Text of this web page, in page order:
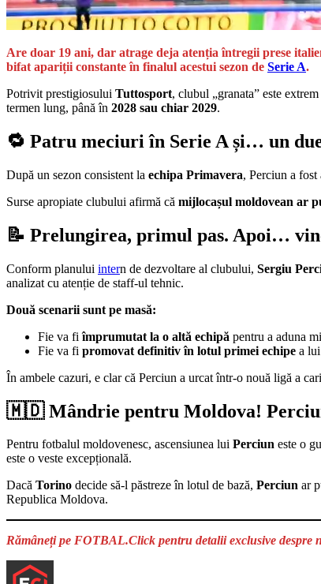
Are doar 19 ani, dar atrage deja atenția întregii prese
bifat apariții constante în finalul acestui sezon de Serie A.
Potrivit prestigiosului Tuttosport, clubul „granata” este
termen lung, până în 2028 sau chiar 2029.
🔁 Patru meciuri în Serie A și… un
După un sezon consistent la echipa Primavera, Perciun a
Surse apropiate clubului afirmă că mijlocașul moldovean ar
📝 Prelungirea, primul pas. Apoi…
Conform planului intern de dezvoltare al clubului, Sergiu
analizat cu atenție de staff-ul tehnic.
Două scenarii sunt pe masă:
Fie va fiîmprumutat la o altă echipă pentru a aduna
Fie va fi promovat definitiv în lotul primei echipe a
În ambele cazuri, e clar că Perciun a urcat într-o nouă ligă a
🇲🇩 Mândrie pentru Moldova!
Pentru fotbalul moldovenesc, ascensiunea lui Perciun este o
este o veste excepțională.
Dacă Torino decide să-l păstreze în lotul de bază, Perciun ar
Republica Moldova.
Rămâneți pe FOTBAL.Click pentru detalii exclusive despre